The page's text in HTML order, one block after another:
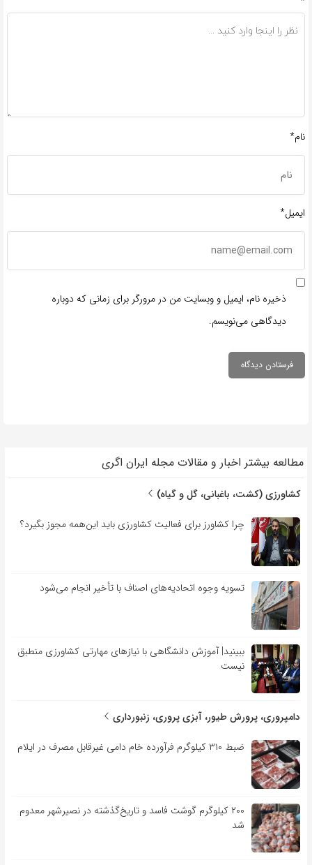
نام*
ایمیل*
ذخیره نام، ایمیل و وبسایت من در مرورگر برای زمانی که دوباره
دیدگاهی می‌نویسم.
مطالعه بیشتر اخبار و مقالات مجله ایران اگری
کشاورزی (کشت، باغبانی، گل و گیاه)
چرا کشاورز برای فعالیت کشاورزی باید این‌همه مجوز بگیرد؟
تسویه وجوه اتحادیه‌های اصناف با تأخیر انجام می‌شود
ببینید| آموزش دانشگاهی با نیازهای مهارتی کشاورزی منطبق
نیست
دامپروری، پرورش طیور، آبزی پروری، زنبورداری
ضبط ۳۱۰ کیلوگرم فرآورده خام دامی غیرقابل مصرف در ایلام
۲۰۰ کیلوگرم گوشت فاسد و تاریخ‌گذشته در نصیرشهر معدوم
شد